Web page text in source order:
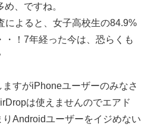
、ですね。
によると、女子高校生の84.9%
・！7年経った今は、恐らくも
すがiPhoneユーザーのみなさ
は使えませんのでエアド
Androidユーザーをイジめない